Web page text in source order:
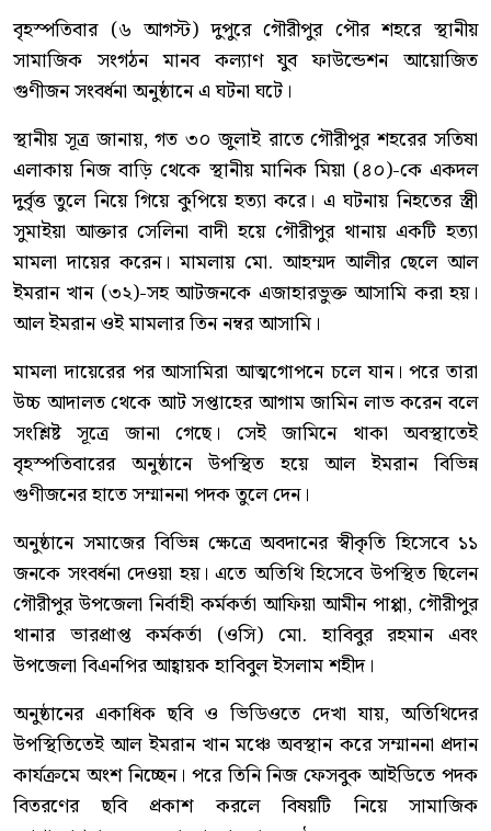
বৃহস্পতিবার (৬ আগস্ট) দুপুরে গৌরীপুর পৌর শহরে স্থানীয়
সামাজিক সংগঠন মানব কল্যাণ যুব ফাউন্ডেশন আয়োজিত
গুণীজন সংবর্ধনা অনুষ্ঠানে এ ঘটনা ঘটে।
স্থানীয় সূত্র জানায়, গত ৩০ জুলাই রাতে গৌরীপুর শহরের সতিষা
এলাকায় নিজ বাড়ি থেকে স্থানীয় মানিক মিয়া (৪০)-কে একদল
দুর্বৃত্ত তুলে নিয়ে গিয়ে কুপিয়ে হত্যা করে। এ ঘটনায় নিহতের স্ত্রী
সুমাইয়া আক্তার সেলিনা বাদী হয়ে গৌরীপুর থানায় একটি হত্যা
মামলা দায়ের করেন। মামলায় মো. আহম্মদ আলীর ছেলে আল
ইমরান খান (৩২)-সহ আটজনকে এজাহারভুক্ত আসামি করা হয়।
আল ইমরান ওই মামলার তিন নম্বর আসামি।
মামলা দায়েরের পর আসামিরা আত্মগোপনে চলে যান। পরে তারা
উচ্চ আদালত থেকে আট সপ্তাহের আগাম জামিন লাভ করেন বলে
সংশ্লিষ্ট সূত্রে জানা গেছে। সেই জামিনে থাকা অবস্থাতেই
বৃহস্পতিবারের অনুষ্ঠানে উপস্থিত হয়ে আল ইমরান বিভিন্ন
গুণীজনের হাতে সম্মাননা পদক তুলে দেন।
অনুষ্ঠানে সমাজের বিভিন্ন ক্ষেত্রে অবদানের স্বীকৃতি হিসেবে ১১
জনকে সংবর্ধনা দেওয়া হয়। এতে অতিথি হিসেবে উপস্থিত ছিলেন
গৌরীপুর উপজেলা নির্বাহী কর্মকর্তা আফিয়া আমীন পাপ্পা, গৌরীপুর
থানার ভারপ্রাপ্ত কর্মকর্তা (ওসি) মো. হাবিবুর রহমান এবং
উপজেলা বিএনপির আহ্বায়ক হাবিবুল ইসলাম শহীদ।
অনুষ্ঠানের একাধিক ছবি ও ভিডিওতে দেখা যায়, অতিথিদের
উপস্থিতিতেই আল ইমরান খান মঞ্চে অবস্থান করে সম্মাননা প্রদান
কার্যক্রমে অংশ নিচ্ছেন। পরে তিনি নিজ ফেসবুক আইডিতে পদক
বিতরণের ছবি প্রকাশ করলে বিষয়টি নিয়ে সামাজিক